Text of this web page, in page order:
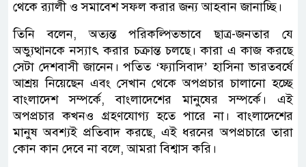
থেকে র‍্যালী ও সমাবেশ সফল করার জন্য আহবান জানাচ্ছি।
তিনি বলেন, অত্যন্ত পরিকল্পিতভাবে ছাত্র-জনতার যে
অভ্যুত্থানকে নস্যাৎ করার চক্রান্ত চলছে। কারা এ কাজ করছে
সেটা দেশবাসী জানেন। পতিত ‘ফ্যাসিবাদ’ হাসিনা ভারতবর্ষে
আশ্রয় নিয়েছেন এবং সেখান থেকে অপপ্রচার চালানো হচ্ছে
বাংলাদেশ সম্পর্কে, বাংলাদেশের মানুষের সম্পর্কে। এই
অপপ্রচার কখনও গ্রহণযোগ্য হতে পারে না। বাংলাদেশের
মানুষ অবশ্যই প্রতিবাদ করছে, এই ধরনের অপপ্রচারে তারা
কোন কান দেবে না বলে, আমরা বিশ্বাস করি।